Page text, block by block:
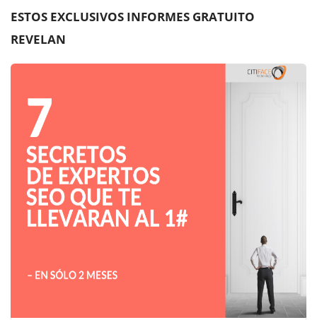
ESTOS EXCLUSIVOS INFORMES GRATUITO
REVELAN